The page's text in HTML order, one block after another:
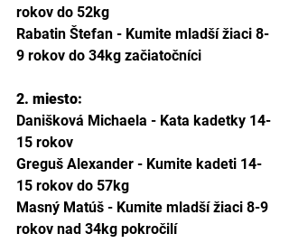
rokov do 52kg
Rabatin Štefan - Kumite mladší žiaci 8-
9 rokov do 34kg začiatočníci
2. miesto:
Danišková Michaela - Kata kadetky 14-
15 rokov
Greguš Alexander - Kumite kadeti 14-
15 rokov do 57kg
Masný Matúš - Kumite mladší žiaci 8-9
rokov nad 34kg pokročilí